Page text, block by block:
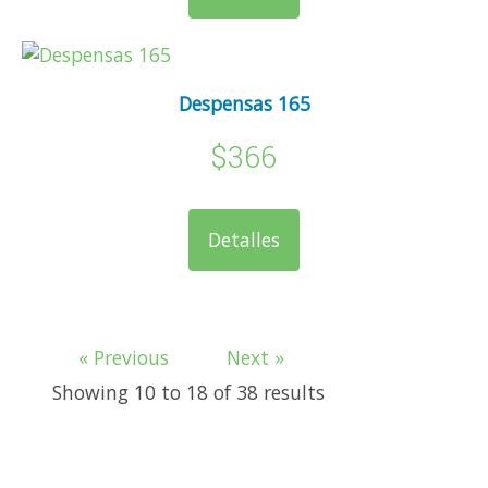
Despensas 165
$366
Detalles
« Previous
Next »
Showing 10 to 18 of 38 results